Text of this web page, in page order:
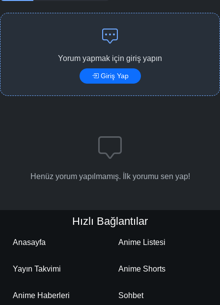
Yorum yapmak için giriş yapın
Giriş Yap
Henüz yorum yapılmamış. İlk yorumu sen yap!
Hızlı Bağlantılar
Anasayfa Anime Listesi
Yayın Takvimi Anime Shorts
Anime Haberleri Sohbet